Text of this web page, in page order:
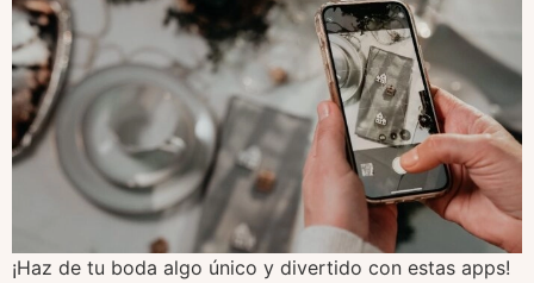
¡Haz de tu boda algo único y divertido con estas apps!